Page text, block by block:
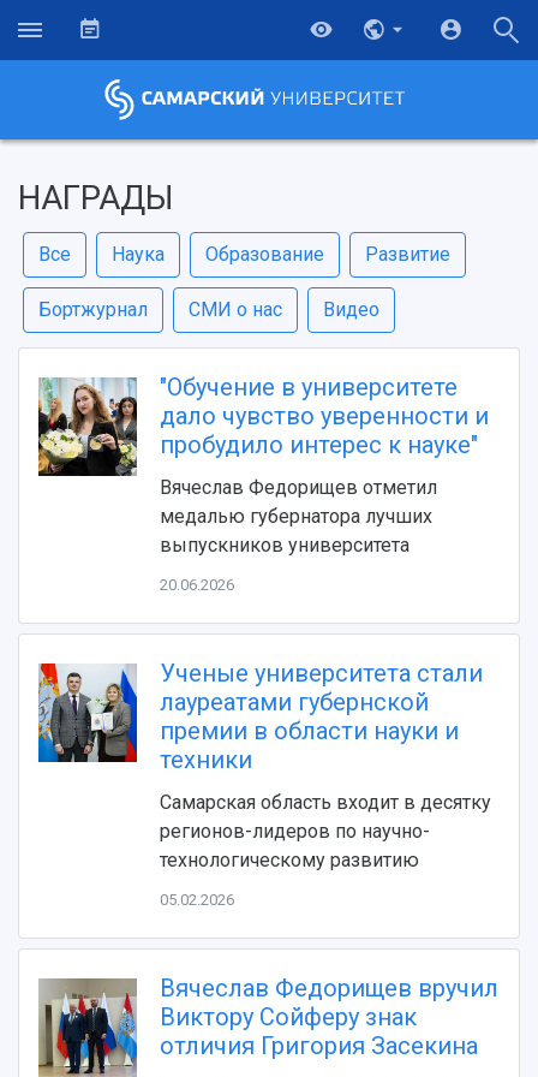
Об университете
Наблюдательный совет
Попечительский совет
Ученый совет
Главные новости
События
СМИ об университете
Пресс-центр
Образование
Почему я выбираю Самарский университет?
Магистратура
Формы обучения
Учебные планы
Дополнительное образование
Научно-исследовательская деятельность
Основные научные направления
Подготовка научных кадров
работников
Научно-технический совет
НАГРАДЫ
Все Наука Образование Развитие
Бортжурнал СМИ о нас Видео
"Обучение в университете
дало чувство уверенности и
пробудило интерес к науке"
Вячеслав Федорищев отметил
медалью губернатора лучших
выпускников университета
20.06.2026
Ученые университета стали
лауреатами губернской
премии в области науки и
техники
Самарская область входит в десятку
регионов-лидеров по научно-
технологическому развитию
05.02.2026
Вячеслав Федорищев вручил
Виктору Сойферу знак
отличия Григория Засекина